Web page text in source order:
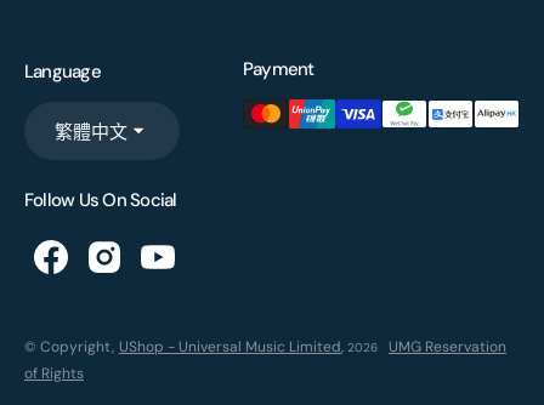
Language
繁體中文
Payment
Follow Us On Social
© Copyright, UShop - Universal Music Limited, 2026
UMG Reservation
of Rights